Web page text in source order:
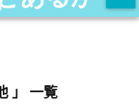
」 一覧